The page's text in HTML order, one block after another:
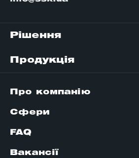
Рішення
Продукція
Про компанію
Сфери
FAQ
Вакансії